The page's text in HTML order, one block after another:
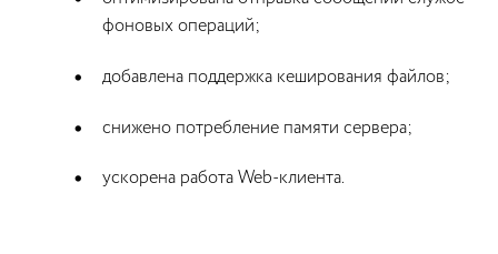
фоновых операций;
добавлена поддержка кеширования файлов;
снижено потребление памяти сервера;
ускорена работа Web-клиента.